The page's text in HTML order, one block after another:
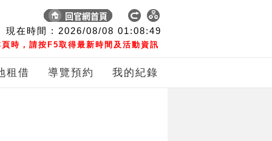
現在時間 : 2026/08/08 01:08:49
時，請按F5取得最新時間及活動資訊
租借 導覽預約 我的紀錄